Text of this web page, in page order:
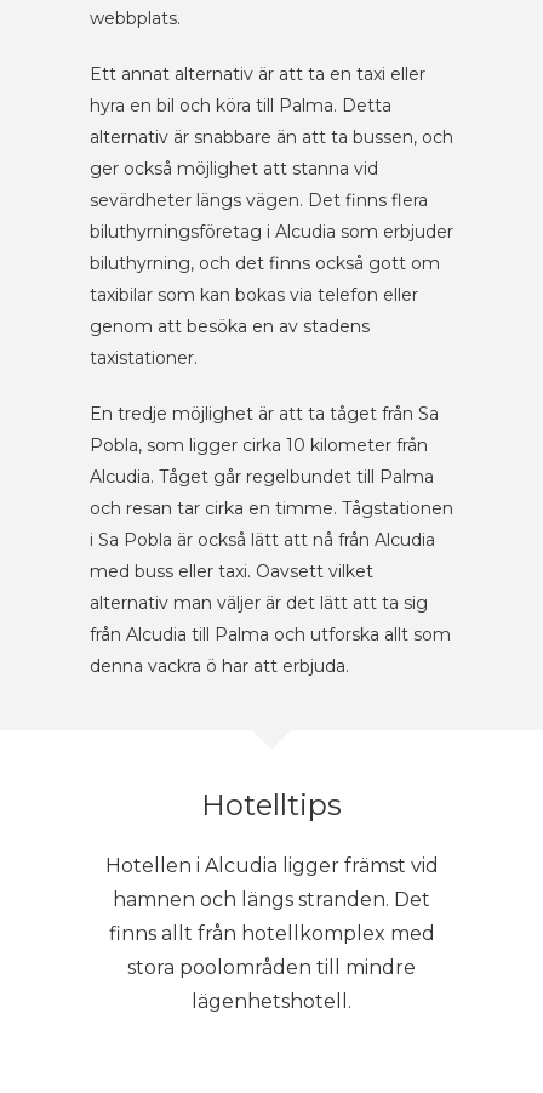
webbplats.
Ett annat alternativ är att ta en taxi eller
hyra en bil och köra till Palma. Detta
alternativ är snabbare än att ta bussen, och
ger också möjlighet att stanna vid
sevärdheter längs vägen. Det finns flera
biluthyrningsföretag i Alcudia som erbjuder
biluthyrning, och det finns också gott om
taxibilar som kan bokas via telefon eller
genom att besöka en av stadens
taxistationer.
En tredje möjlighet är att ta tåget från Sa
Pobla, som ligger cirka 10 kilometer från
Alcudia. Tåget går regelbundet till Palma
och resan tar cirka en timme. Tågstationen
i Sa Pobla är också lätt att nå från Alcudia
med buss eller taxi. Oavsett vilket
alternativ man väljer är det lätt att ta sig
från Alcudia till Palma och utforska allt som
denna vackra ö har att erbjuda.
Hotelltips
Hotellen i Alcudia ligger främst vid
hamnen och längs stranden. Det
finns allt från hotellkomplex med
stora poolområden till mindre
lägenhetshotell.